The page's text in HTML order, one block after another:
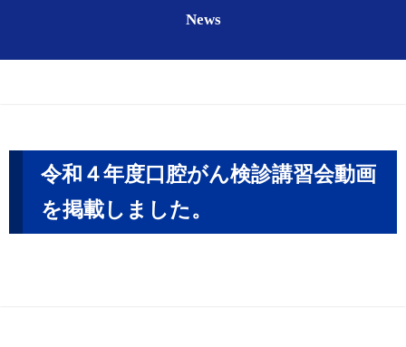
News
令和４年度口腔がん検診講習会動画
を掲載しました。